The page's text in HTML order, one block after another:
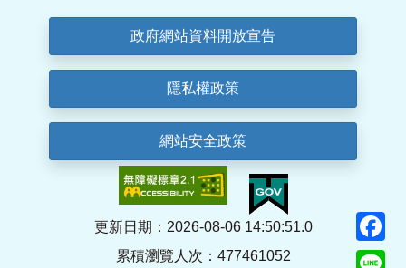
政府網站資料開放宣告
隱私權政策
網站安全政策
更新日期：2026-08-06 14:50:51.0
累積瀏覽人次：477461052